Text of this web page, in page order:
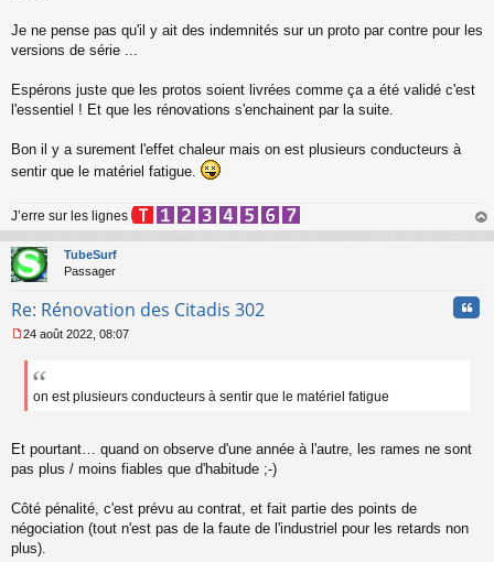
s
g
n
o
u
Je ne pense pas qu'il y ait des indemnités sur un proto par contre pour les
versions de série ...
Espérons juste que les protos soient livrées comme ça a été validé c'est
l'essentiel ! Et que les rénovations s'enchainent par la suite.
Bon il y a surement l'effet chaleur mais on est plusieurs conducteurs à
sentir que le matériel fatigue.
J’erre sur les lignes
au
TubeSurf
Passager
Re: Rénovation des Citadis 302
e
a
e
o
l
u
24 août 2022, 08:07
on est plusieurs conducteurs à sentir que le matériel fatigue
Et pourtant… quand on observe d'une année à l'autre, les rames ne sont
pas plus / moins fiables que d'habitude ;-)
Côté pénalité, c'est prévu au contrat, et fait partie des points de
négociation (tout n'est pas de la faute de l'industriel pour les retards non
plus).